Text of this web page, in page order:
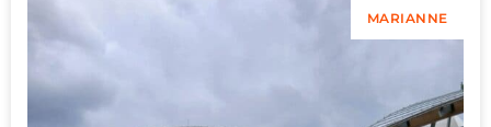
MARIANNE